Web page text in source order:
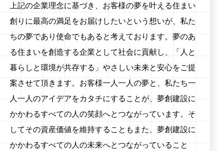
上記の企業理念に基づき、お客様の夢を叶える住まい
創りに最高の満足をお届けしたいという想いが、私た
ちの夢であり使命でもあると考えております。夢のあ
る住まいを創造する企業として社会に貢献し、「人と
暮らしと環境が共存する」やさしい未来と安心をご提
案させて頂きます。お客様一人一人の夢と、私たち一
人一人のアイデアをカタチにすることが、夢創建設に
かかわるすべての人の笑顔へとつながっています。そ
してその資産価値を維持することもまた、夢創建設に
かかわるすべての人の未来へとつながっていること